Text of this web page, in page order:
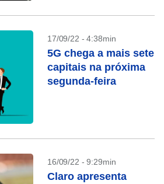
17/09/22 - 4:38min
5G chega a mais sete
capitais na próxima
segunda-feira
16/09/22 - 9:29min
Claro apresenta